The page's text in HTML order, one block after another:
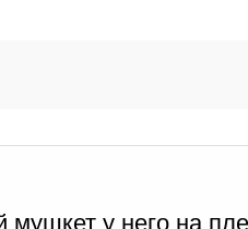
мушкет у него на